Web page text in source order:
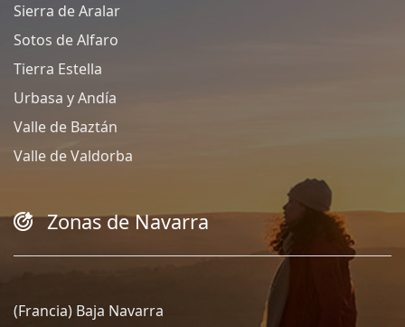
Sierra de Aralar
Sotos de Alfaro
Tierra Estella
Urbasa y Andía
Valle de Baztán
Valle de Valdorba
Zonas de Navarra
(Francia) Baja Navarra